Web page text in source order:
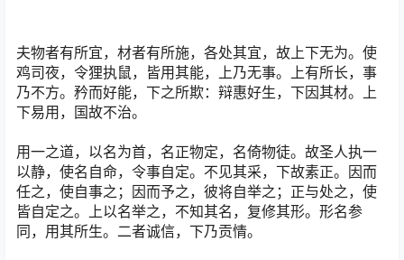
夫物者有所宜，材者有所施，各处其宜，故上下无为。使
鸡司夜，令狸执鼠，皆用其能，上乃无事。上有所长，事
乃不方。矜而好能，下之所欺：辩惠好生，下因其材。上
下易用，国故不治。
用一之道，以名为首，名正物定，名倚物徒。故圣人执一
以静，使名自命，令事自定。不见其采，下故素正。因而
任之，使自事之；因而予之，彼将自举之；正与处之，使
皆自定之。上以名举之，不知其名，复修其形。形名参
同，用其所生。二者诚信，下乃贡情。